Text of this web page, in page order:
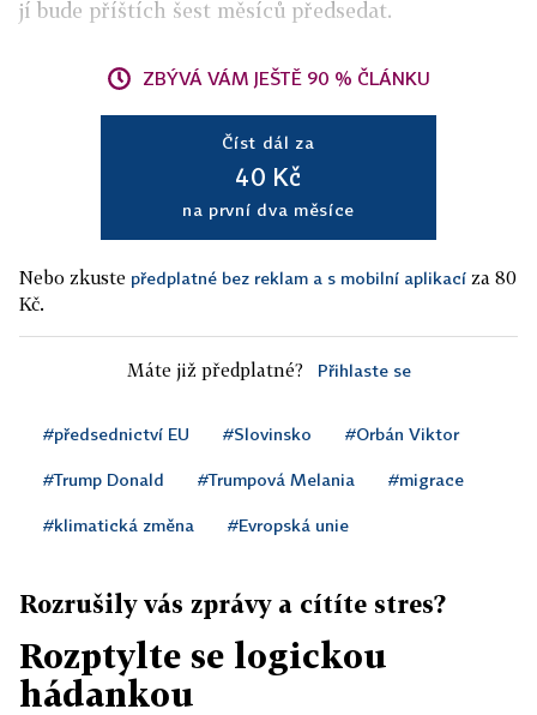
jí bude příštích šest měsíců předsedat.
ZBÝVÁ VÁM JEŠTĚ 90 % ČLÁNKU
Číst dál za
40 Kč
na první dva měsíce
Nebo zkuste předplatné bez reklam a s mobilní aplikací za 80
Kč.
Máte již předplatné? Přihlaste se
#předsednictví EU #Slovinsko #Orbán Viktor
#Trump Donald #Trumpová Melania #migrace
#klimatická změna #Evropská unie
Rozrušily vás zprávy a cítíte stres?
Rozptylte se logickou
hádankou